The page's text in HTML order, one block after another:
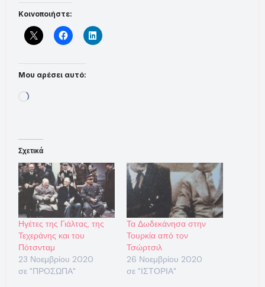
Κοινοποιήστε:
Μου αρέσει αυτό:
Loading…
Σχετικά
Ηγέτες της Γιάλτας, της
Τεχεράνης και του
Πότσνταμ
23 Νοεμβρίου 2020
σε "ΠΡΟΣΩΠΑ"
Τα Δωδεκάνησα στην
Τουρκία από τον
Τσώρτσιλ
26 Νοεμβρίου 2020
σε "ΙΣΤΟΡΙΑ"